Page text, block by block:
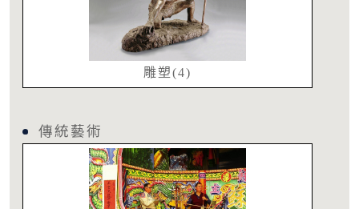
雕塑(4)
傳統藝術